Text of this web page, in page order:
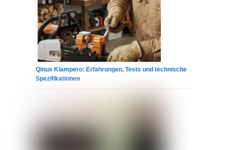
Qinux Klampero: Erfahrungen, Tests und technische
Spezifikationen